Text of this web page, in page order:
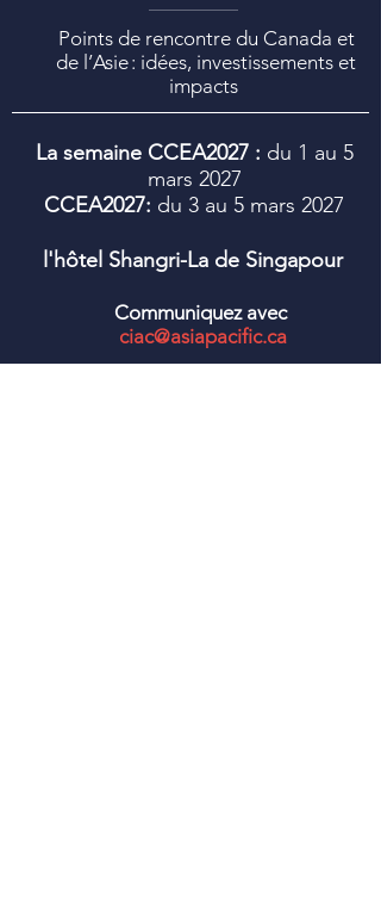
Points de rencontre du Canada et
de l’Asie : idées, investissements et
impacts
La semaine CCEA2027 : du 1 au 5
mars 2027
CCEA2027: du 3 au 5 mars 2027
l'hôtel Shangri-La de Singapour
Communiquez avec
ciac@asiapacific.ca